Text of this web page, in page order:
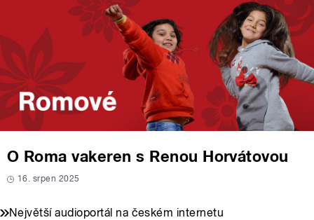
O Roma vakeren s Renou Horvátovou
16. srpen 2025
Největší audioportál na českém internetu